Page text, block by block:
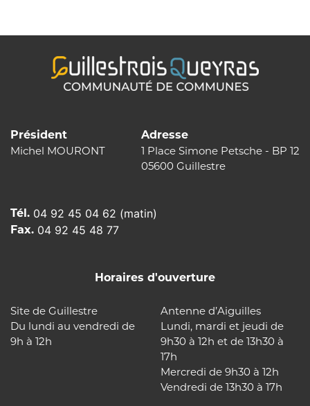
Président
Michel MOURONT
Adresse
1 Place Simone Petsche - BP 12
05600 Guillestre
Tél. 04 92 45 04 62 (matin)
Fax. 04 92 45 48 77
Horaires d'ouverture
Site de Guillestre
Du lundi au vendredi de
9h à 12h
Antenne d’Aiguilles
Lundi, mardi et jeudi de
9h30 à 12h et de 13h30 à
17h
Mercredi de 9h30 à 12h
Vendredi de 13h30 à 17h